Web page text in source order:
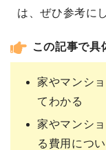
は、ぜひ参考に
この記事で具
家やマンシ
てわかる
家やマンシ
る費用につ